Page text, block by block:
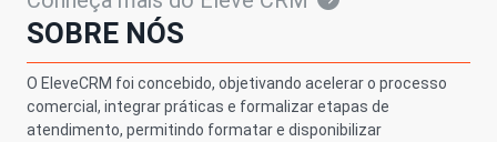
SOBRE NÓS
O EleveCRM foi concebido, objetivando acelerar o processo
comercial, integrar práticas e formalizar etapas de
atendimento, permitindo formatar e disponibilizar